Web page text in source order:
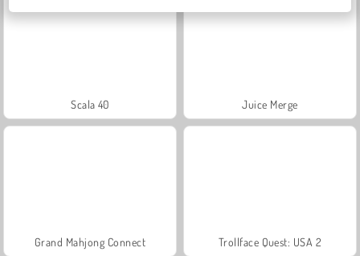
Scala 40 Juice Merge
Grand Mahjong Connect Trollface Quest: USA 2